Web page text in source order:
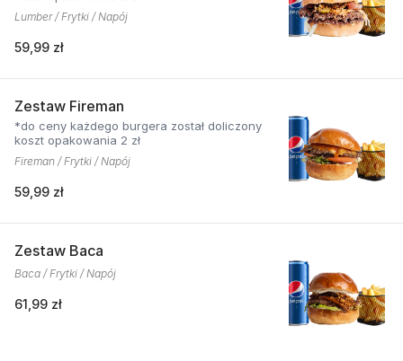
Lumber / Frytki / Napój
59,99 zł
Zestaw Fireman
*do ceny każdego burgera został doliczony
koszt opakowania 2 zł
Fireman / Frytki / Napój
59,99 zł
Zestaw Baca
Baca / Frytki / Napój
61,99 zł